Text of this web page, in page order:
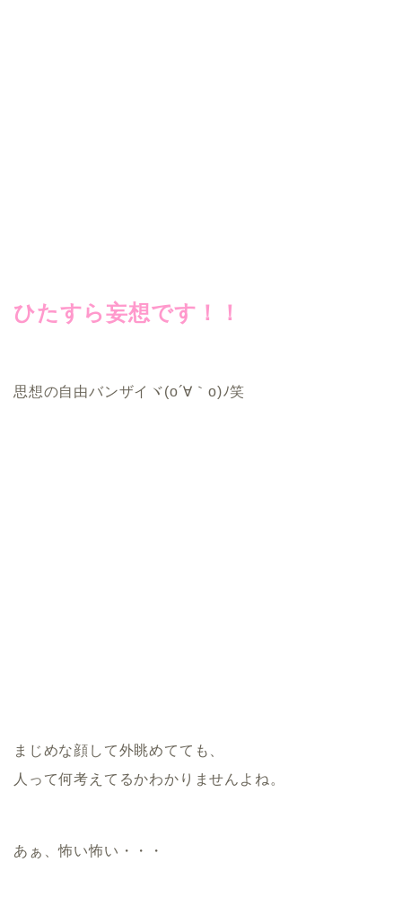
ひたすら妄想です！！
思想の自由バンザイヾ(o´∀｀o)ﾉ笑
まじめな顔して外眺めてても、
人って何考えてるかわかりませんよね。
あぁ、怖い怖い・・・